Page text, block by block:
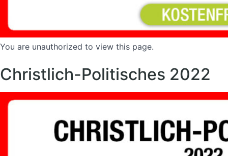
You are unauthorized to view this page.
Christlich-Politisches 2022